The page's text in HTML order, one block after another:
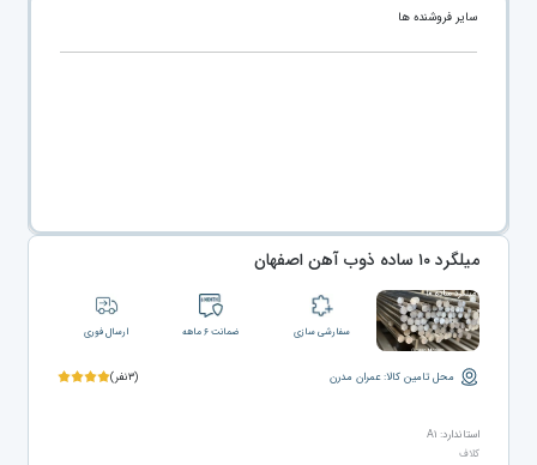
سایر فروشنده ها
میلگرد ۱۰ ساده ذوب آهن اصفهان
سفارشی سازی ضمانت ۶ ماهه ارسال فوری
محل تامین کالا: عمران مدرن (۳نفر)
استاندارد: A۱
کلاف